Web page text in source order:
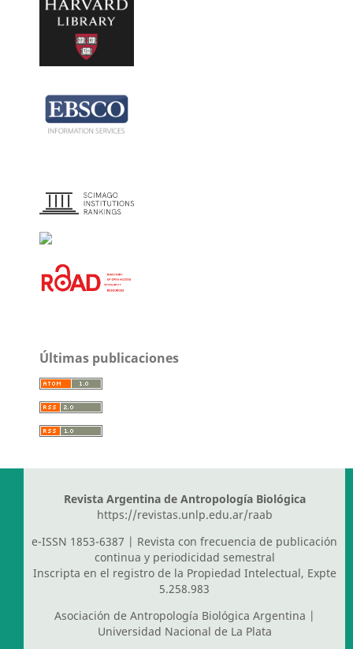
Últimas publicaciones
Revista Argentina de Antropología Biológica
https://revistas.unlp.edu.ar/raab
e-ISSN 1853-6387 | Revista con frecuencia de publicación
continua y periodicidad semestral
Inscripta en el registro de la Propiedad Intelectual, Expte
5.258.983
Asociación de Antropología Biológica Argentina |
Universidad Nacional de La Plata